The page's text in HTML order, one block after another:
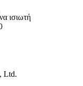
ισιωτή
Ltd.